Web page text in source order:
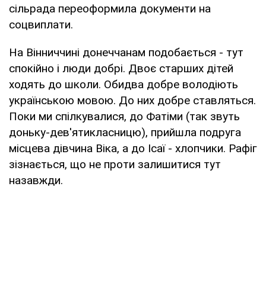
сільрада переоформила документи на
соцвиплати.
На Вінниччині донеччанам подобається - тут
спокійно і люди добрі. Двоє старших дітей
ходять до школи. Обидва добре володіють
українською мовою. До них добре ставляться.
Поки ми спілкувалися, до Фатіми (так звуть
доньку-дев'ятикласницю), прийшла подруга
місцева дівчина Віка, а до Ісаї - хлопчики. Рафіг
зізнається, що не проти залишитися тут
назавжди.